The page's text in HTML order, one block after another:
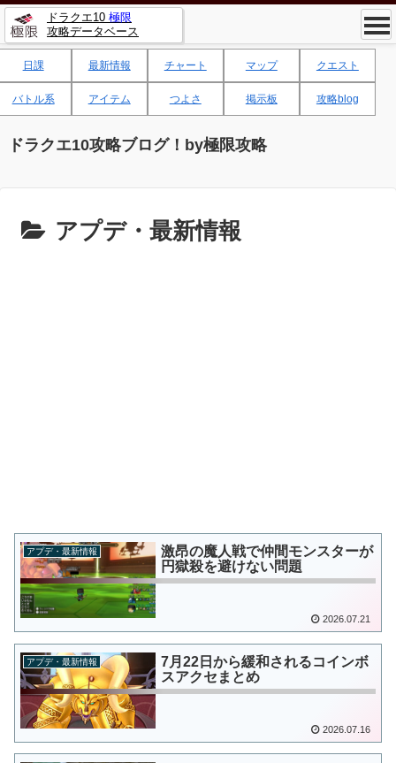
ドラクエ10 極限
攻略データベース
日課 最新情報 チャート マップ クエスト
バトル系 アイテム つよさ 掲示板 攻略blog
ドラクエ10攻略ブログ！by極限攻略
アプデ・最新情報
アプデ・最新情報
激昂の魔人戦で仲間モンスターが
円獄殺を避けない問題
2026.07.21
アプデ・最新情報
7月22日から緩和されるコインボ
スアクセまとめ
2026.07.16